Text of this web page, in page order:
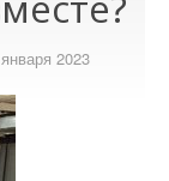
2023